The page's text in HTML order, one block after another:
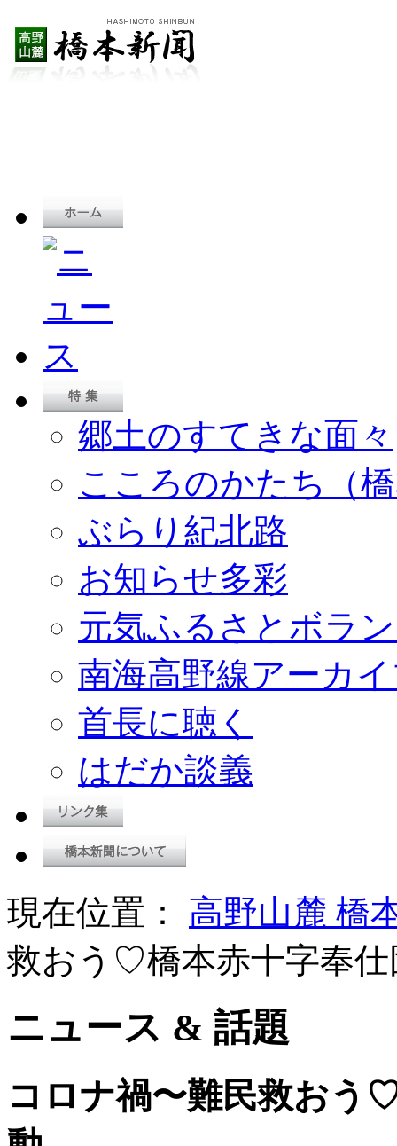
郷土のすてきな面々
こころのかたち（
ぶらり紀北路
お知らせ多彩
元気ふるさとボラ
南海高野線アーカ
首長に聴く
はだか談義
現在位置： 高野山麓 橋
救おう♡橋本赤十字奉仕
ニュース & 話題
コロナ禍〜難民救おう